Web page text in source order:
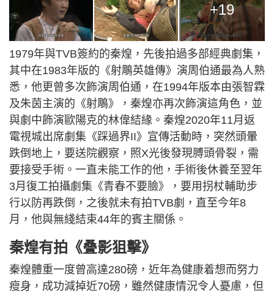
+19
1979年與TVB簽約的秦煌，先後拍過多部經典劇集，
其中在1983年版的《射鵰英雄傳》演周伯通最為人熟
悉，他更曾多次飾演周伯通，在1994年版本由張智霖
及朱茵主演的《射鵰》，秦煌亦再次飾演這角色，並
與劇中飾演歐陽克的林偉結緣。秦煌2020年11月返
電視城出席劇集《踩過界II》宣傳活動時，突然頭暈
跌倒地上，要送院觀察，照X光後發現膊頭骨裂，需
要接受手術。一直未能工作的他，手術後休養至翌年
3月復工拍攝劇集《青春不要臉》，要用拐杖輔助步
行以防再跌倒，之後就未有拍TVB劇，直至今年8
月，他與無綫結束44年的賓主關係。
秦煌有拍《叠影狙擊》
秦煌體重一度曾高達280磅，近年為健康着想而努力
瘦身，成功減掉近70磅，雖然健康情況令人憂慮，但